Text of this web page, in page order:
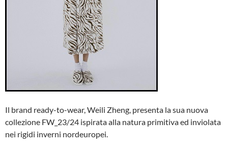
Il brand ready-to-wear, Weili Zheng, presenta la sua nuova
collezione FW_23/24 ispirata alla natura primitiva ed inviolata
nei rigidi inverni nordeuropei.